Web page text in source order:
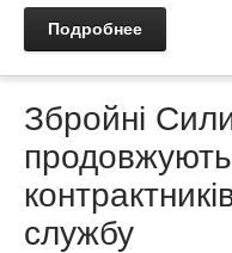
Подробнее
Збройні
службу